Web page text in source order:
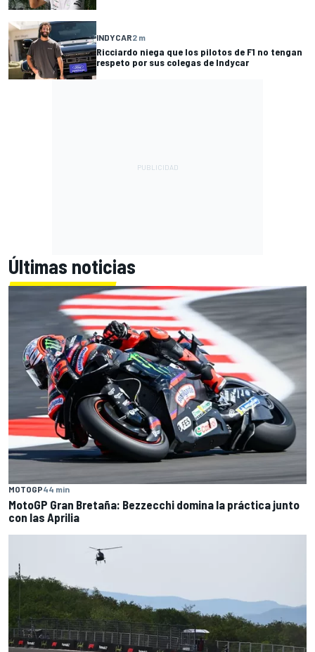
INDYCAR2 m
Ricciardo niega que los pilotos de F1 no tengan
respeto por sus colegas de Indycar
Últimas noticias
MOTOGP44 min
MotoGP Gran Bretaña: Bezzecchi domina la práctica junto
con las Aprilia